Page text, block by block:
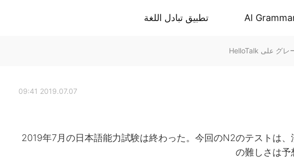
تطبيق تبادل اللغة AI
2019.07.07 09:41
2019年7月の日本語能力試験は終わった。今回のN2のテストは
の難しさは予